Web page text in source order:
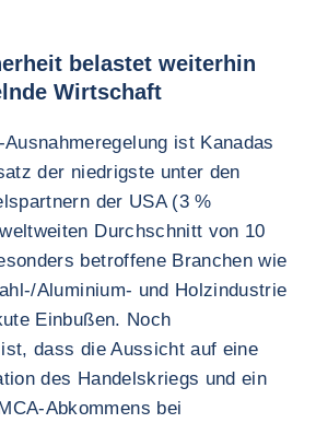
belastet weiterhin
Wirtschaft
ist Kanadas
der niedrigste unter den
der USA (3 %
Durchschnitt von 10
betroffene Branchen wie
Aluminium- und Holzindustrie
Einbußen. Noch
dass die Aussicht auf eine
des Handelskriegs und ein
Abkommens bei